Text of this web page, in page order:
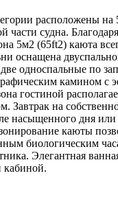
расположены на
части судна.
5м2 (65ft2) каюта
оснащена
односпальные по
камином с
гостиной
Завтрак на
насыщенного дня
каюты
биологическим
Элегантная
кабиной.